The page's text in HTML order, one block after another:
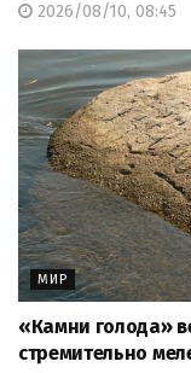
2026/08/10, 08:45
МИР
«Камни голода»
стремительно